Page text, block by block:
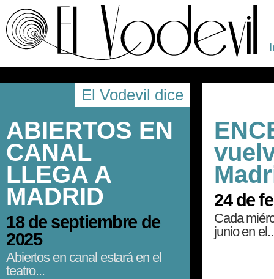
El Vodevil dice
ABIERTOS EN
CANAL
LLEGA A
MADRID
18 de septiembre de
2025
Abiertos en canal estará en el
teatro...
24 de
Cada
junio en